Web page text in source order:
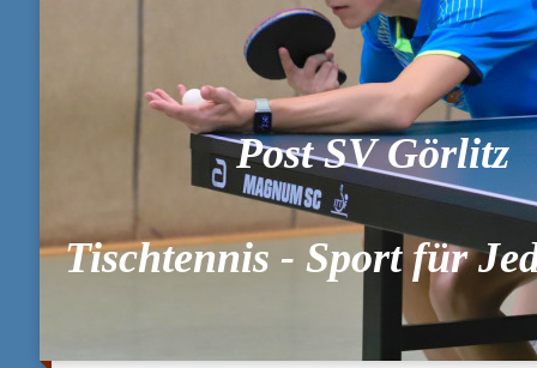
Post SV Görlitz
Tischtennis - Sport für